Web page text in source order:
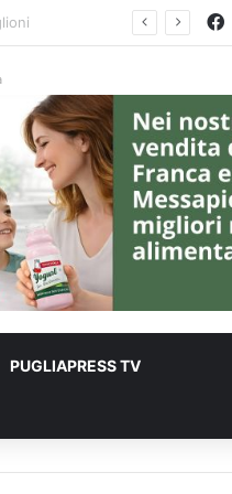
quadrati
PUGLIAPRESS TV